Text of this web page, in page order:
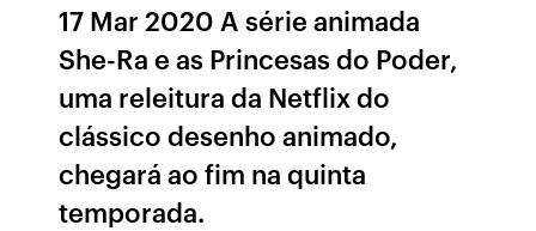
17 Mar 2020 A série animada
She-Ra e as Princesas do Poder,
uma releitura da Netflix do
clássico desenho animado,
chegará ao fim na quinta
temporada.